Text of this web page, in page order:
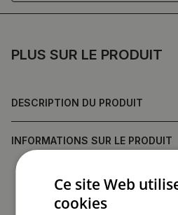
PLUS SUR LE PRODUIT
DESCRIPTION DU PRODUIT
INFORMATIONS SUR LE PRODUIT
• Fabriqué en verre trempé,
résistance aux dommages
Miroir fabriqué en Pologne
Ce site Web
cookies